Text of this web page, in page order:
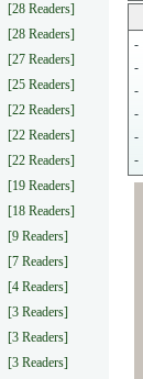
[28 Readers]
[28 Readers]
[27 Readers]
[25 Readers]
[22 Readers]
[22 Readers]
[22 Readers]
[19 Readers]
[18 Readers]
[9 Readers]
[7 Readers]
[4 Readers]
[3 Readers]
[3 Readers]
[3 Readers]
-
-
-
-
-
-